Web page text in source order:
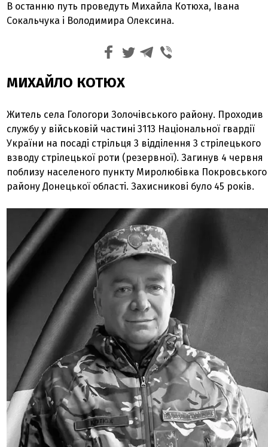
В останню путь проведуть Михайла Котюха, Івана
Сокальчука і Володимира Олексина.
МИХАЙЛО КОТЮХ
Житель села Гологори Золочівського району. Проходив
службу у військовій частині 3113 Національної гвардії
України на посаді стрільця 3 відділення 3 стрілецького
взводу стрілецької роти (резервної). Загинув 4 червня
поблизу населеного пункту Миролюбівка Покровського
району Донецької області. Захисникові було 45 років.